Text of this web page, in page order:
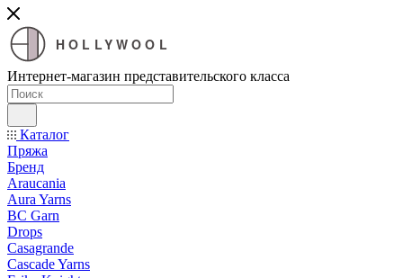
HOLLYWOOL
Интернет-магазин представительского класса
Каталог
Пряжа
Бренд
Araucania
Aura Yarns
BC Garn
Drops
Casagrande
Cascade Yarns